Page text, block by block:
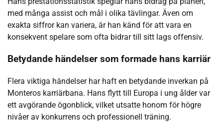
med många assist och mål i olika tävlingar. Även om
exakta siffror kan variera, är han känd för att vara en
konsekvent spelare som ofta bidrar till sitt lags offensiv.
Betydande händelser som formade hans karriär
Flera viktiga händelser har haft en betydande inverkan på
Monteros karriärbana. Hans flytt till Europa i ung ålder var
ett avgörande ögonblick, vilket utsatte honom för högre
nivåer av konkurrens och professionell träning.